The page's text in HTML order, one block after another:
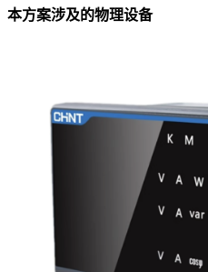
本方案涉及的物理设备